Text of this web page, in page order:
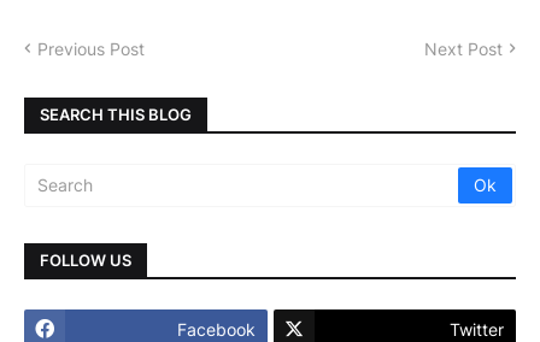
Previous Post Next Post
SEARCH THIS BLOG
FOLLOW US
Facebook Twitter